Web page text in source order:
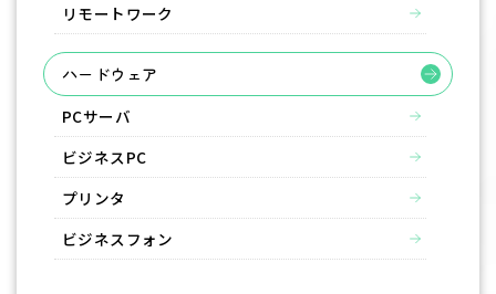
リモートワーク
ハードウェア
PCサーバ
ビジネスPC
プリンタ
ビジネスフォン